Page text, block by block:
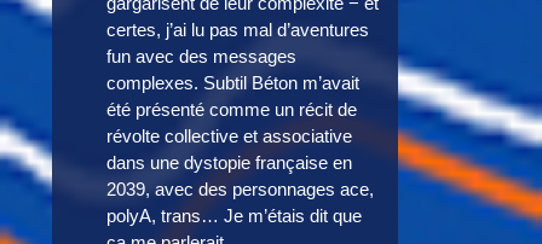
certes, j’ai lu pas mal d’aventures
fun avec des messages
complexes. Subtil Béton m’avait
été présenté comme un récit de
révolte collective et associative
dans une dystopie française en
2039, avec des personnages ace,
polyA, trans… Je m’étais dit que